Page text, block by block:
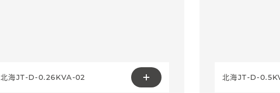
北海JT-D-0.26KVA-02 北海JT-D-